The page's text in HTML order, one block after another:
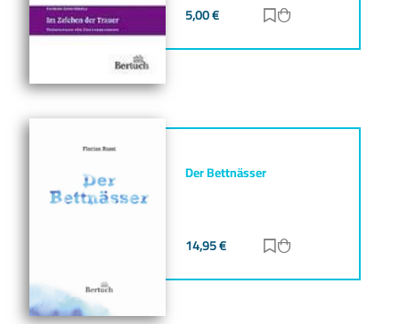
5,00€ Zur Merkliste
Der Bettnässer
14,95€ Zur Merkliste